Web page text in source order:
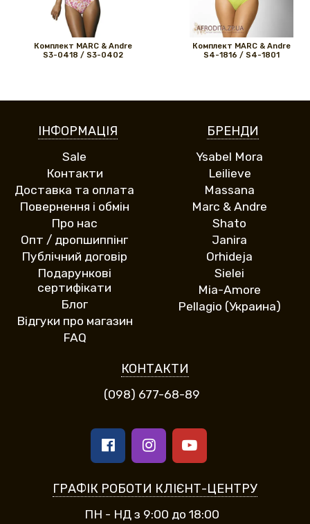
Комплект MARС & Andre
S3-0418 / S3-0402
Комплект MARС & Andre
S4-1816 / S4-1801
ІНФОРМАЦІЯ
Sale
Контакти
Доставка та оплата
Повернення і обмін
Про нас
Опт / дропшиппінг
Публічний договір
Подарункові
сертифікати
Блог
Відгуки про магазин
FAQ
БРЕНДИ
Ysabel Mora
Leilieve
Massana
Marc & Andre
Shato
Janira
Orhideja
Sielei
Mia-Amore
Pellagio (Украина)
КОНТАКТИ
(098) 677-68-89
ГРАФІК РОБОТИ КЛІЄНТ-ЦЕНТРУ
ПН - НД з 9:00 до 18:00